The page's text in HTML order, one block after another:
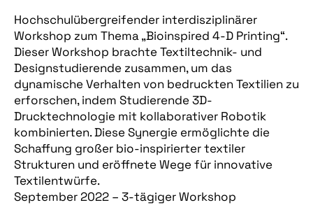
Hochschulübergreifender interdisziplinärer
Workshop zum Thema „Bioinspired 4-D Printing“.
Dieser Workshop brachte Textiltechnik- und
Designstudierende zusammen, um das
dynamische Verhalten von bedruckten Textilien zu
erforschen, indem Studierende 3D-
Drucktechnologie mit kollaborativer Robotik
kombinierten. Diese Synergie ermöglichte die
Schaffung großer bio-inspirierter textiler
Strukturen und eröffnete Wege für innovative
Textilentwürfe.
September 2022 – 3-tägiger Workshop